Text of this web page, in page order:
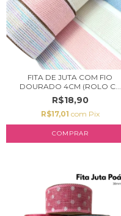
FITA DE JUTA COM FIO
DOURADO 4CM (ROLO C...
R$18,90
R$17,01 com Pix
COMPRAR